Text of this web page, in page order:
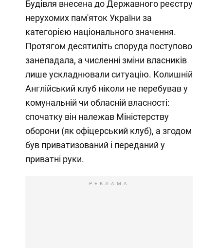
Будівля внесена до Державного реєстру
нерухомих пам'яток України за
категорією національного значення.
Протягом десятиліть споруда поступово
занепадала, а численні зміни власників
лише ускладнювали ситуацію. Колишній
Англійський клуб ніколи не перебував у
комунальній чи обласній власності:
спочатку він належав Міністерству
оборони (як офіцерський клуб), а згодом
був приватизований і переданий у
приватні руки.
РЕКЛАМА